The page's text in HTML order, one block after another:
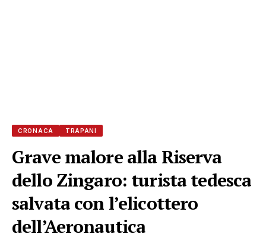
CRONACA TRAPANI
Grave malore alla Riserva
dello Zingaro: turista tedesca
salvata con l’elicottero
dell’Aeronautica